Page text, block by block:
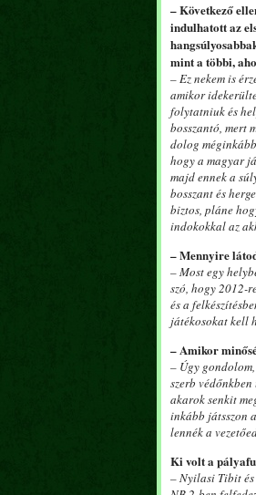
– Következő
indulhatott az
mint a többi,
– Ez nekem is
amikor
folytatniuk és
bosszantó, mert
dolog
hogy a magyar
majd ennek a
bosszant és
biztos, pláne
indokokkal az
– Mennyire
– Most egy
szó, hogy 2012-
és a
játékosokat kell
– Amikor
– Úgy
szerb
akarok senkit
inkább játsszon
lennék a
Ki volt a
– Nyilasi Tibit és